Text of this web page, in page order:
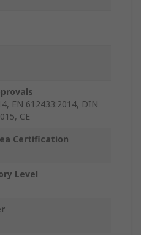
EN 612433:2014, DIN
CE
Certification
Level